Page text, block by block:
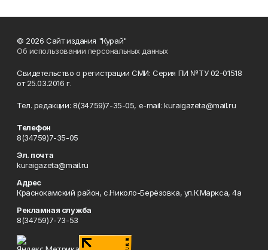
© 2026 Сайт издания "Курай"
Об использовании персональных данных
Свидетельство о регистрации СМИ: Серия ПИ №ТУ 02-01518
от 25.03.2016 г.
Тел. редакции: 8(34759)7-35-05, e-mail: kuraigazeta@mail.ru
Телефон
8(34759)7-35-05
Эл. почта
kuraigazeta@mail.ru
Адрес
Краснокамский район, с.Николо-Берёзовка, ул.К.Маркса, 4а
Рекламная служба
8(34759)7-73-53